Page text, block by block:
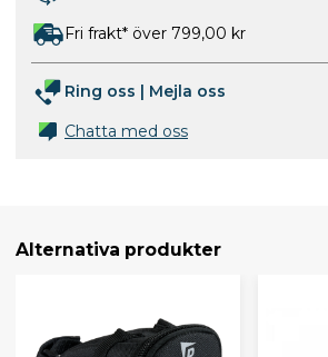
Fri frakt* över 799,00 kr
Ring oss | Mejla oss
Chatta med oss
Alternativa produkter